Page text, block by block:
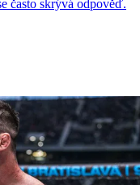
často skrývá odpověď.